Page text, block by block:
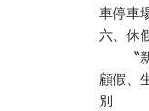
車停車
六、休
〝新
顧假、
別